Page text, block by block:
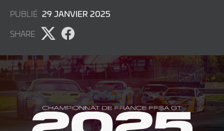
PUBLIÉ 29 JANVIER 2025
SHARE
Partager
sur
X
Partager
sur
Facebook